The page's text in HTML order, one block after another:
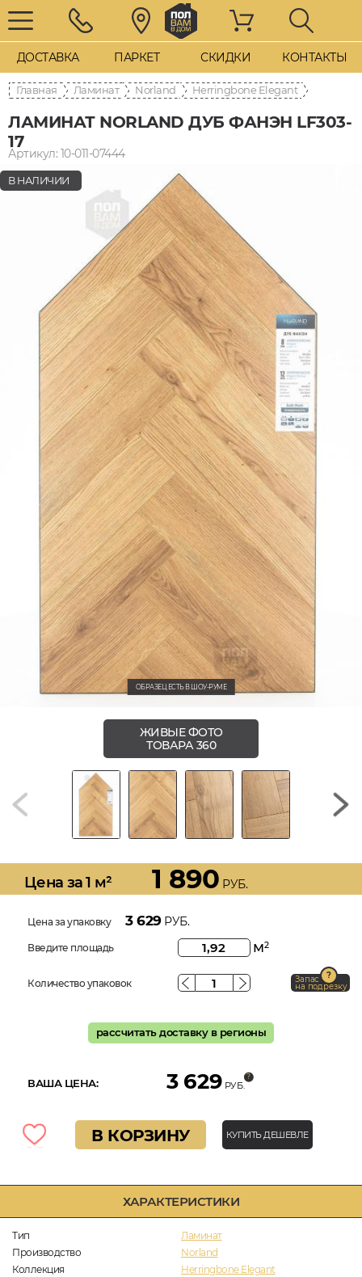
ДОСТАВКА ПАРКЕТ СКИДКИ КОНТАКТЫ
Главная Ламинат Norland Herringbone Elegant
ЛАМИНАТ NORLAND ДУБ ФАНЭН LF303-
17
Артикул: 10-011-07444
ХАРАКТЕРИСТИКИ
Тип
Ламинат
Производство
Norland
Коллекция
Herringbone Elegant
В НАЛИЧИИ
ОБРАЗЕЦ ЕСТЬ В ШОУ-РУМЕ
ЖИВЫЕ ФОТО
ТОВАРА 360
Цена за 1 м² 1 890 РУБ.
Цена за упаковку 3 629РУБ.
Введите площадь м2
Количество упаковок Запас
на подрезку
рассчитать доставку в регионы
ВАША ЦЕНА: 3 629 РУБ.
В КОРЗИНУ КУПИТЬ ДЕШЕВЛЕ